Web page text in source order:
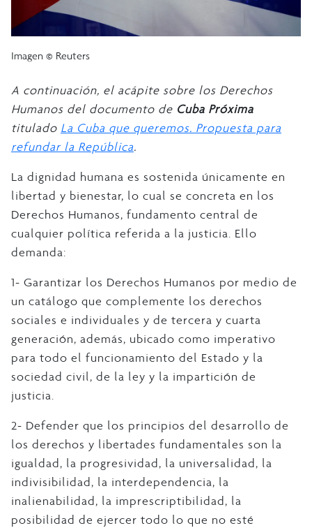
Imagen © Reuters
A continuación, el acápite sobre los Derechos
Humanos del documento de Cuba Próxima
titulado La Cuba que queremos. Propuesta para
refundar la República.
La dignidad humana es sostenida únicamente en
libertad y bienestar, lo cual se concreta en los
Derechos Humanos, fundamento central de
cualquier política referida a la justicia. Ello
demanda:
1- Garantizar los Derechos Humanos por medio de
un catálogo que complemente los derechos
sociales e individuales y de tercera y cuarta
generación, además, ubicado como imperativo
para todo el funcionamiento del Estado y la
sociedad civil, de la ley y la impartición de
justicia.
2- Defender que los principios del desarrollo de
los derechos y libertades fundamentales son la
igualdad, la progresividad, la universalidad, la
indivisibilidad, la interdependencia, la
inalienabilidad, la imprescriptibilidad, la
posibilidad de ejercer todo lo que no esté